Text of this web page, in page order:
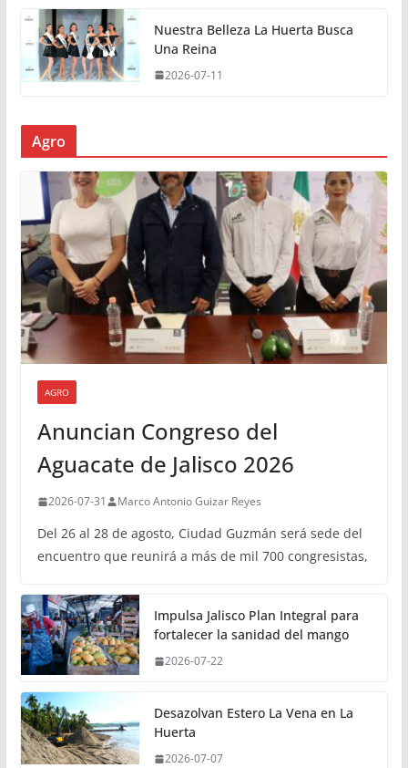
Nuestra Belleza La Huerta Busca
Una Reina
2026-07-11
Agro
AGRO
Anuncian Congreso del
Aguacate de Jalisco 2026
2026-07-31 Marco Antonio Guizar Reyes
Del 26 al 28 de agosto, Ciudad Guzmán será sede del
encuentro que reunirá a más de mil 700 congresistas,
Impulsa Jalisco Plan Integral para
fortalecer la sanidad del mango
2026-07-22
Desazolvan Estero La Vena en La
Huerta
2026-07-07